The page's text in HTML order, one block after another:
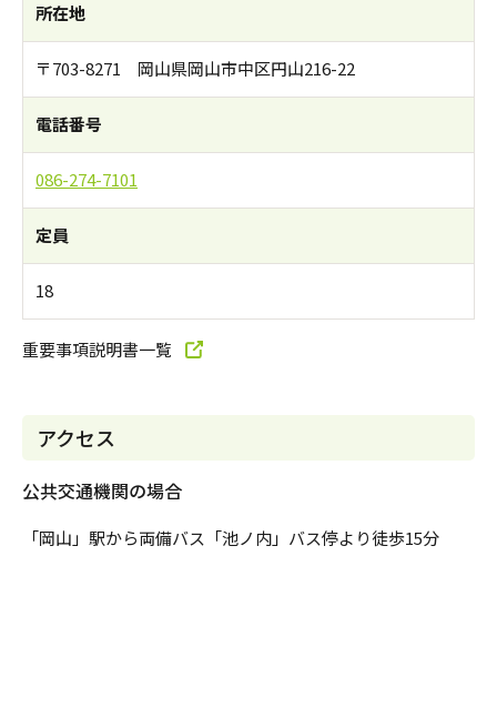
所在地
〒703-8271 岡山県岡山市中区円山216-22
電話番号
086-274-7101
定員
18
重要事項説明書一覧
アクセス
公共交通機関の場合
「岡山」駅から両備バス「池ノ内」バス停より徒歩15分